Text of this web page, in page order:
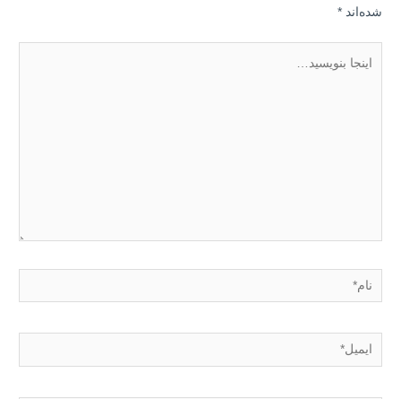
شده‌اند*
بنویسید…
نام*
ایمیل*